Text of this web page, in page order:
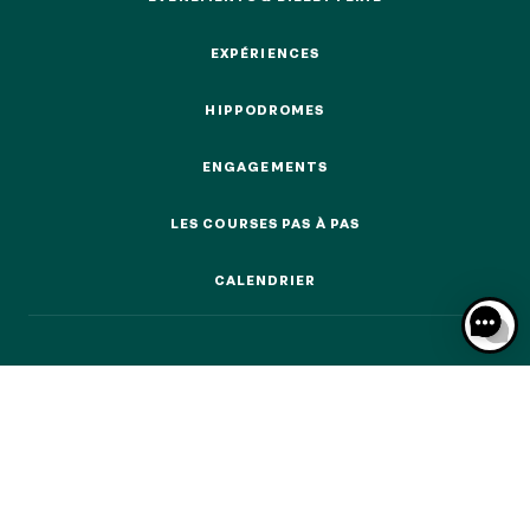
EXPÉRIENCES
HIPPODROMES
ENGAGEMENTS
LES COURSES PAS À PAS
CALENDRIER